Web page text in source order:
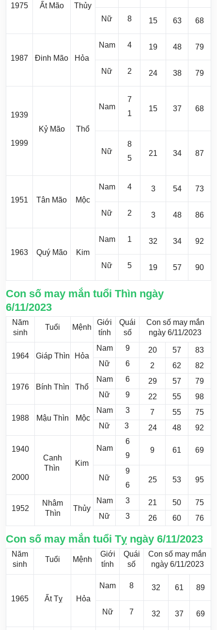
1975 Ất Mão
Thủy
Nữ
8 15 63 68
1987 Đinh Mão Hỏa
Nam 4 19 48 79
Nữ 2 24 38 79
1939
1999
Kỷ Mão Thổ
Nam
7
1
15 37 68
Nữ
8
5
21 34 87
1951 Tân Mão Mộc
Nam 4 3 54 73
Nữ 2 3 48 86
1963 Quý Mão Kim
Nam 1 32 34 92
Nữ 5 19 57 90
Con số may mắn tuổi Thìn ngày
6/11/2023
Năm
sinh
Tuổi Mệnh
Giới
tính
Quái
số
Con số may mắn
ngày 6/11/2023
1964 Giáp Thìn Hỏa
Nam 9 20 57
83
Nữ
6 2 62 82
1976 Bính Thìn Thổ
Nam 6 29 57
79
Nữ
9 22 55 98
1988 Mậu Thìn Mộc
Nam 3 7 55
75
Nữ
3 24 48 92
1940
2000
Canh
Thìn
Kim
Nam
6
9
9 61 69
Nữ
9
6
25 53 95
1952
Nhâm
Thìn
Thủy
Nam 3 21 50
75
Nữ
3 26 60 76
Con số may mắn tuổi Tỵ ngày 6/11/2023
Năm
sinh
Tuổi Mệnh
Giới
tính
Quái
số
Con số may mắn
ngày 6/11/2023
1965 Ất Tỵ Hỏa
Nam 8 32 61 89
Nữ 7 32 37 69